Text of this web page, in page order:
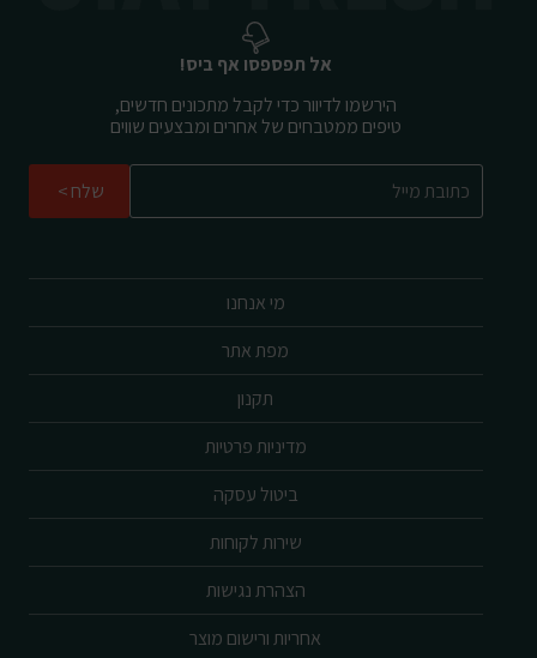
מי אנחנו
מפת אתר
תקנון
מדיניות פרטיות
ביטול עסקה
שירות לקוחות
הצהרת נגישות
אחריות ורישום מוצר
אל תפספסו אף ביס!
הירשמו לדיוור כדי לקבל מתכונים חדשים,
טיפים ממטבחים של אחרים ומבצעים שווים
שלח